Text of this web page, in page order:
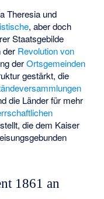
Theresia und
, aber doch
Staatsgebilde
der Revolution von
derOrtsgemeinden
gestärkt, die
die Länder für mehr
die dem Kaiser
1861 an